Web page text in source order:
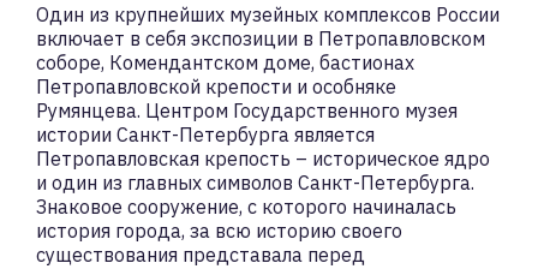
Один из крупнейших музейных комплексов России
включает в себя экспозиции в Петропавловском
соборе, Комендантском доме, бастионах
Петропавловской крепости и особняке
Румянцева. Центром Государственного музея
истории Санкт-Петербурга является
Петропавловская крепость – историческое ядро
и один из главных символов Санкт-Петербурга.
Знаковое сооружение, с которого начиналась
история города, за всю историю своего
существования представала перед